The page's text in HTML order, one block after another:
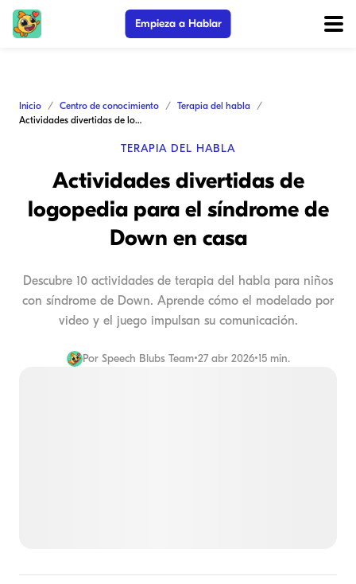
Empieza a Hablar
Inicio Centro de conocimiento
Terapia del habla
Actividades divertidas de logopedia para el síndrome de Down en casa
TERAPIA DEL HABLA
Actividades divertidas de
logopedia para el síndrome de
Down en casa
Descubre 10 actividades de terapia del habla para niños
con síndrome de Down. Aprende cómo el modelado por
video y el juego impulsan su comunicación.
Por Speech Blubs Team•27 abr 2026•15 min.